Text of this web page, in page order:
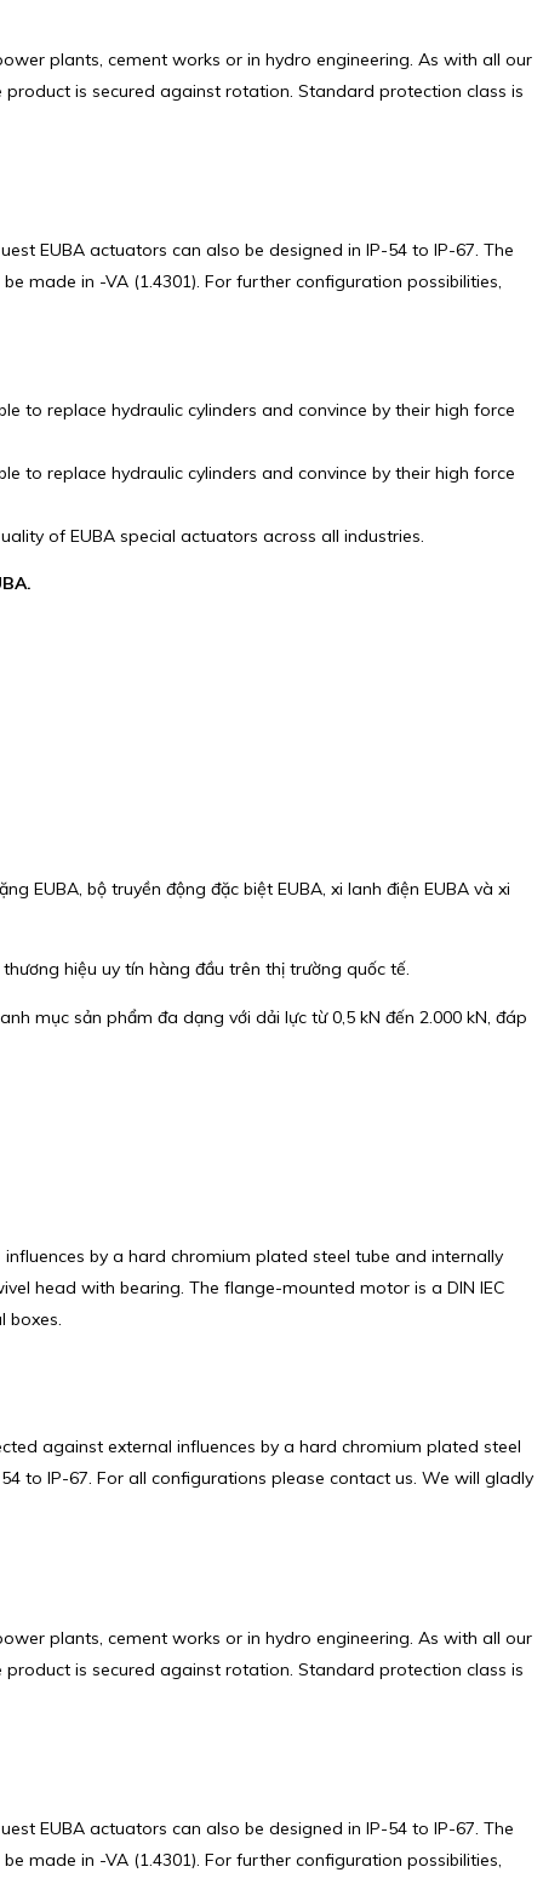
plants, cement works or in hydro engineering. As with all our
is secured against rotation. Standard protection class is
EUBA actuators can also be designed in IP-54 to IP-67. The
made in -VA (1.4301). For further configuration possibilities,
to replace hydraulic cylinders and convince by their high force
to replace hydraulic cylinders and convince by their high force
of EUBA special actuators across all industries.
EUBA, bộ truyền động đặc biệt EUBA, xi lanh điện EUBA và xi
hiệu uy tín hàng đầu trên thị trường quốc tế.
mục sản phẩm đa dạng với dải lực từ 0,5 kN đến 2.000 kN, đáp
by a hard chromium plated steel tube and internally
head with bearing. The flange-mounted motor is a DIN IEC
boxes.
against external influences by a hard chromium plated steel
to IP-67. For all configurations please contact us. We will gladly
plants, cement works or in hydro engineering. As with all our
is secured against rotation. Standard protection class is
EUBA actuators can also be designed in IP-54 to IP-67. The
made in -VA (1.4301). For further configuration possibilities,